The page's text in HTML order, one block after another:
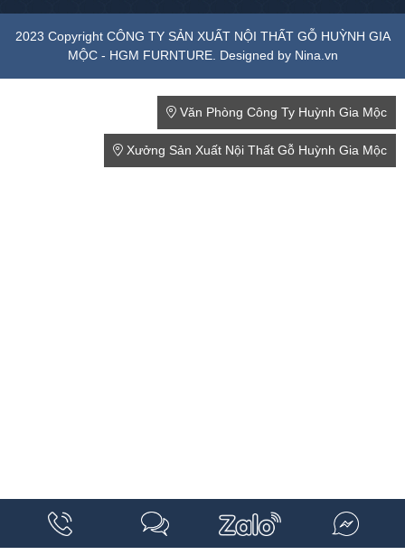
2023 Copyright CÔNG TY SẢN XUẤT NỘI THẤT GỖ HUỲNH GIA
MỘC - HGM FURNTURE. Designed by Nina.vn
Văn Phòng Công Ty Huỳnh Gia Mộc
Xưởng Sản Xuất Nội Thất Gỗ Huỳnh Gia Mộc